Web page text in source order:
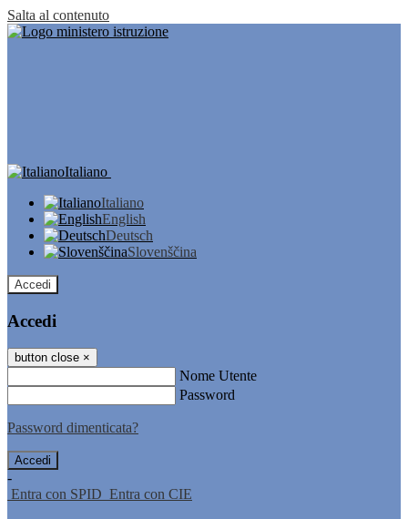
Salta al contenuto
Italiano
Italiano
English
Deutsch
Slovenščina
Accedi
Accedi
button close ×
Nome Utente
Password
Password dimenticata?
-
Entra con SPID Entra con CIE